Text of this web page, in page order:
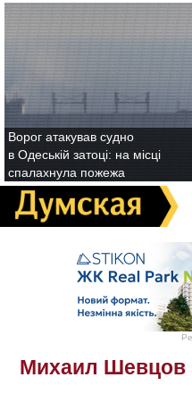
Ворог атакував судно
в Одеській затоці: на місці
спалахнула пожежа
Михаил Шевцов